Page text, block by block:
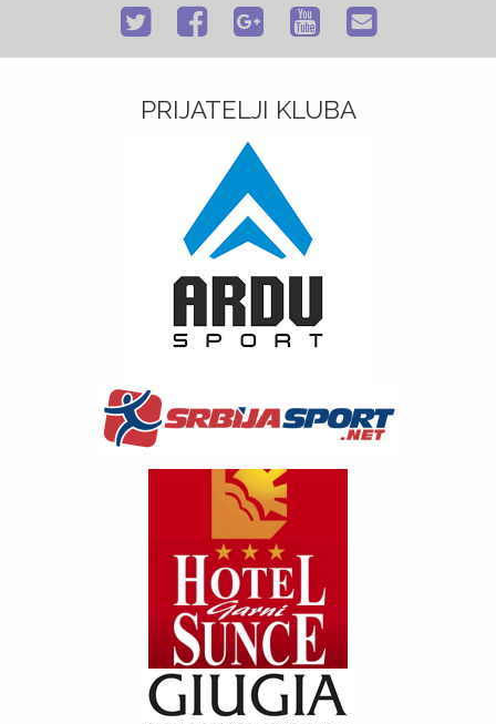
PRIJATELJI KLUBA